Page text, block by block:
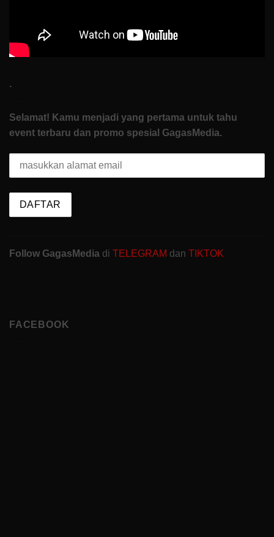
.
Selamat! Kamu menjadi yang pertama untuk tahu
event terbaru dan promo spesial GagasMedia.
Follow GagasMedia di TELEGRAM dan TIKTOK
FACEBOOK